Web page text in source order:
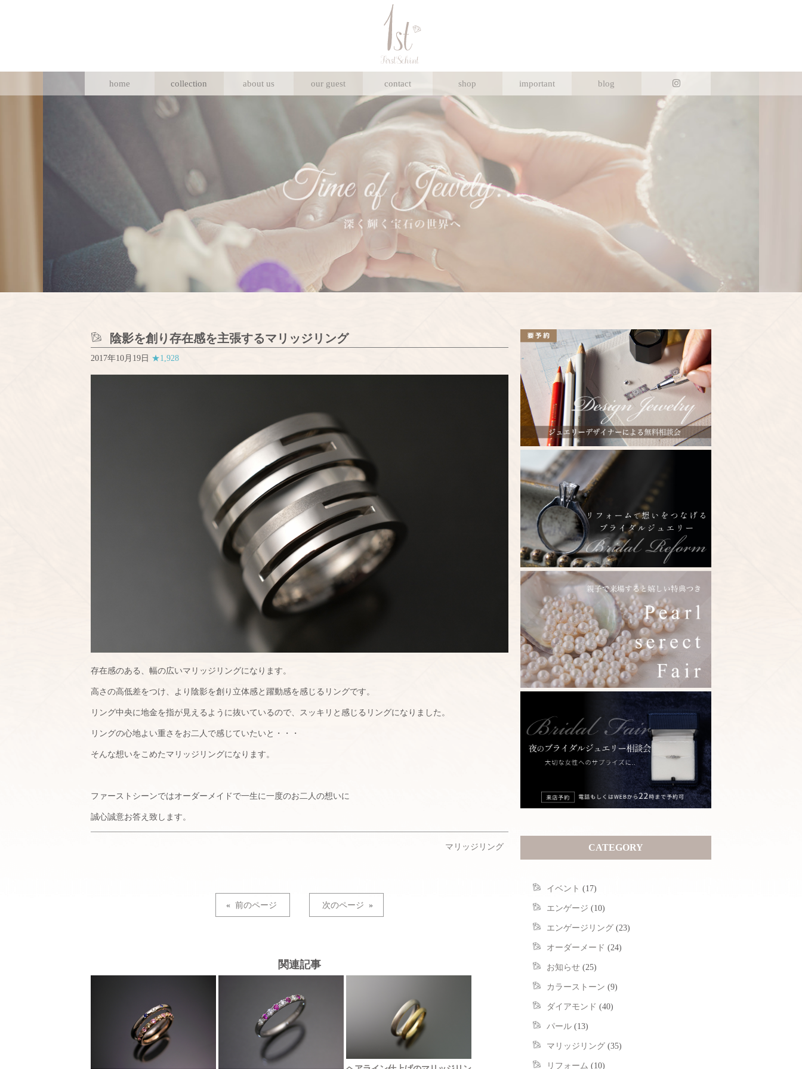
home collection about us our guest contact shop important blog
陰影を創り存在感を主張するマリッジリング
2017年10月19日 ★1,928
存在感のある、幅の広いマリッジリングになります。
高さの高低差をつけ、より陰影を創り立体感と躍動感を感じるリングです。
リング中央に地金を指が見えるように抜いているので、スッキリと感じるリングになりました。
リングの心地よい重さをお二人で感じていたいと・・・
そんな想いをこめたマリッジリングになります。
ファーストシーンではオーダーメイドで一生に一度のお二人の想いに
誠心誠意お答え致します。
マリッジリング
« 前のページ 次のページ »
関連記事
CATEGORY
イベント (17)
エンゲージ (10)
エンゲージリング (23)
オーダーメード (24)
お知らせ (25)
カラーストーン (9)
ダイアモンド (40)
パール (13)
マリッジリング (35)
リフォーム (10)